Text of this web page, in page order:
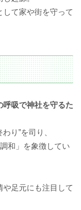
して家や街を守って
呼吸で神社を守るた
り”を司り、
和」を象徴してい
や足元にも注目して